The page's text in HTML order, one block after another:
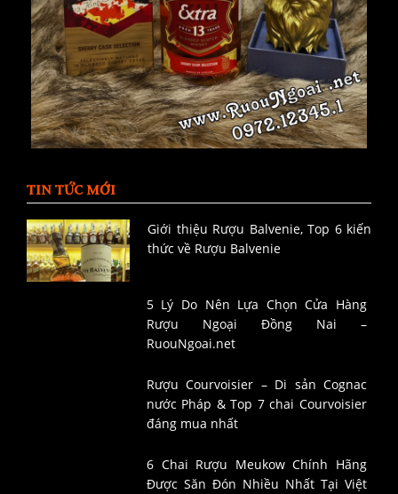
TIN TỨC MỚI
Giới thiệu Rượu Balvenie, Top 6 kiến
thức về Rượu Balvenie
5 Lý Do Nên Lựa Chọn Cửa Hàng
Rượu Ngoại Đồng Nai –
RuouNgoai.net
Rượu Courvoisier – Di sản Cognac
nước Pháp & Top 7 chai Courvoisier
đáng mua nhất
6 Chai Rượu Meukow Chính Hãng
Được Săn Đón Nhiều Nhất Tại Việt